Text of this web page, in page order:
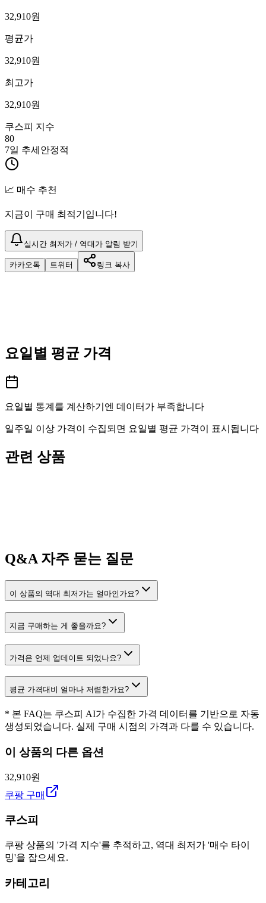
32,910원
평균가
32,910원
최고가
32,910원
쿠스피 지수
80
7일 추세 안정적
📈 매수 추천
지금이 구매 최적기입니다!
실시간 최저가 / 역대가 알림 받기
카카오톡 트위터 링크 복사
요일별 평균 가격
요일별 통계를 계산하기엔 데이터가 부족합니다
일주일 이상 가격이 수집되면 요일별 평균 가격이 표시됩니다
관련 상품
Q&A자주 묻는 질문
이 상품의 역대 최저가는 얼마인가요?
지금 구매하는 게 좋을까요?
가격은 언제 업데이트 되었나요?
평균 가격대비 얼마나 저렴한가요?
* 본 FAQ는 쿠스피 AI가 수집한 가격 데이터를 기반으로 자동
생성되었습니다. 실제 구매 시점의 가격과 다를 수 있습니다.
이 상품의 다른 옵션
32,910원
쿠팡 구매
쿠스피
쿠팡 상품의 '가격 지수'를 추적하고, 역대 최저가 '매수 타이
밍'을 잡으세요.
카테고리